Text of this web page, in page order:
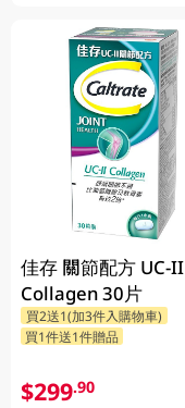
佳存 關節配方 UC-II
Collagen 30片
買2送1(加3件入購物車)
買1件送1件贈品
$299.90